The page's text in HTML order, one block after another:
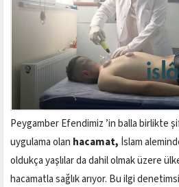
Peygamber Efendimiz ’in balla birlikte
uygulama olan hacamat, İslam
oldukça yaşlılar da dahil olmak üzere
hacamatla sağlık arıyor. Bu ilgi